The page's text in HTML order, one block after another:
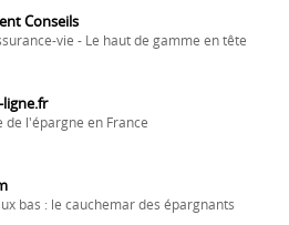
Conseils
vie - Le haut de gamme en tête
ligne.fr
de l'épargne en France
bas : le cauchemar des épargnants